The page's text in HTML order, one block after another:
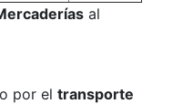
al
por el transporte